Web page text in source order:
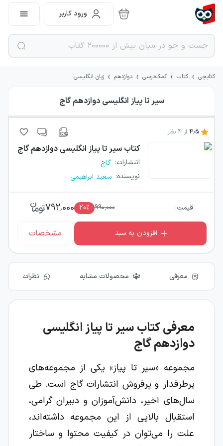
ورود کاربر
کتابچی › کتاب › کمک‌درسی › دوازدهم › زبان انگلیسی
سیر تا پیاز انگلیسی دوازدهم گاج
4.5 از4 نظر
کتاب سیر تا پیاز انگلیسی دوازدهم گاج
انتشارات: گاج
نویسنده: سعید ابراهیمی
قیمت: 990,000
20٪ 792,000
افزودن به سبد مشخصات
معرفی محصولات مشابه نظرات
معرفی کتاب سیر تا پیاز انگلیسی
دوازدهم گاج
مجموعه «سیر تا پیاز» یکی از مجموعه‌های
پرطرفدار و پرفروش انتشارات گاج است. طی
سال‌های اخیر، دانش‌آموزان و دبیران گرامی،
استقبال بالایی از این مجموعه داشته‌اند،
علت را می‌توان در کیفیت محتوا و ساختار